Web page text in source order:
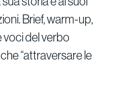
Brief, warm-up,
del verbo
“attraversare le